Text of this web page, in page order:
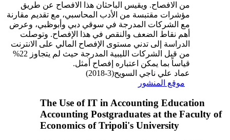
من الافصاح. ويقيس الباحثان هذا الافصاح عن طريق
مؤشرات مقتبسة من الأدب المحاسبي، مع تقديم مقارنة
مع الشركات المدرجة في سوقي دبي وأبوظبي، وعرض
أهم نقاط الضعف والنقص في هذا الإفصاح. وتوصلت
الدراسة إلى تدني مستوى الإفصاح المالي على الانترنت
من قبل الشركات الليبية المدرجة حيث لم يتجاوز 22%
قياساً بما يمكن اعتباره إفصاح أمثل.
عماد علي ناجي السويح(3-2018)
موقع المنشور
The Use of IT in Accounting Education
Accounting Postgraduates at the Faculty of
Economics of Tripoli's University